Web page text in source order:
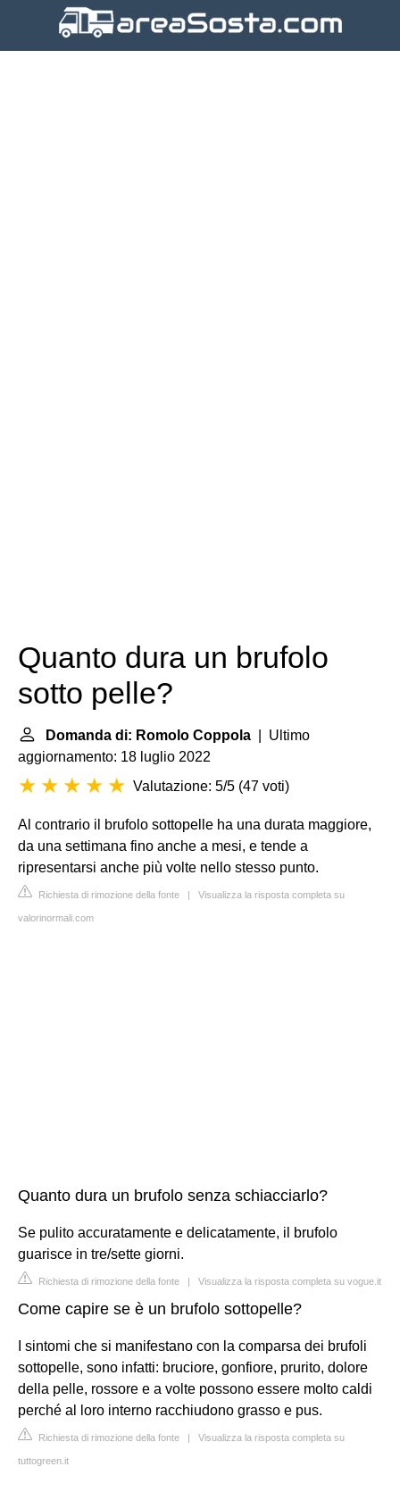
Quanto dura un brufolo
sotto pelle?
Domanda di: Romolo Coppola | Ultimo
aggiornamento: 18 luglio 2022
Valutazione: 5/5 (47 voti)
Al contrario il brufolo sottopelle ha una durata maggiore,
da una settimana fino anche a mesi, e tende a
ripresentarsi anche più volte nello stesso punto.
Richiesta di rimozione della fonte | Visualizza la risposta completa su
valorinormali.com
Quanto dura un brufolo senza schiacciarlo?
Se pulito accuratamente e delicatamente, il brufolo
guarisce in tre/sette giorni.
Richiesta di rimozione della fonte | Visualizza la risposta completa su vogue.it
Come capire se è un brufolo sottopelle?
I sintomi che si manifestano con la comparsa dei brufoli
sottopelle, sono infatti: bruciore, gonfiore, prurito, dolore
della pelle, rossore e a volte possono essere molto caldi
perché al loro interno racchiudono grasso e pus.
Richiesta di rimozione della fonte | Visualizza la risposta completa su
tuttogreen.it